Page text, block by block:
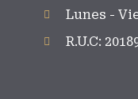
Lunes -
R.U.C: